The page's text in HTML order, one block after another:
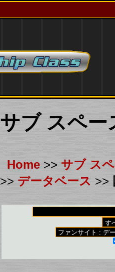
サブ スペー
Home >> サブ ス
>> データベース >>